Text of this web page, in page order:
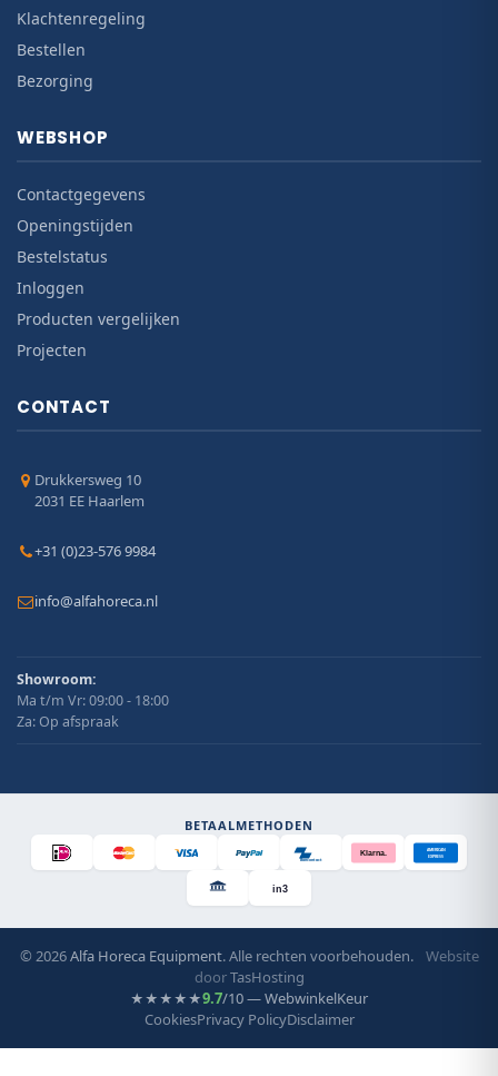
Klachtenregeling
Bestellen
Bezorging
WEBSHOP
Contactgegevens
Openingstijden
Bestelstatus
Inloggen
Producten vergelijken
Projecten
CONTACT
Drukkersweg 10
2031 EE Haarlem
+31 (0)23-576 9984
info@alfahoreca.nl
Showroom:
Ma t/m Vr: 09:00 - 18:00
Za: Op afspraak
BETAALMETHODEN
Bancontact
Klarna.
AMERICAN
EXPRESS
in3
© 2026Alfa Horeca Equipment. Alle rechten voorbehouden.
Website
doorTasHosting
★★★★★9.7/10 — WebwinkelKeur
CookiesPrivacy PolicyDisclaimer